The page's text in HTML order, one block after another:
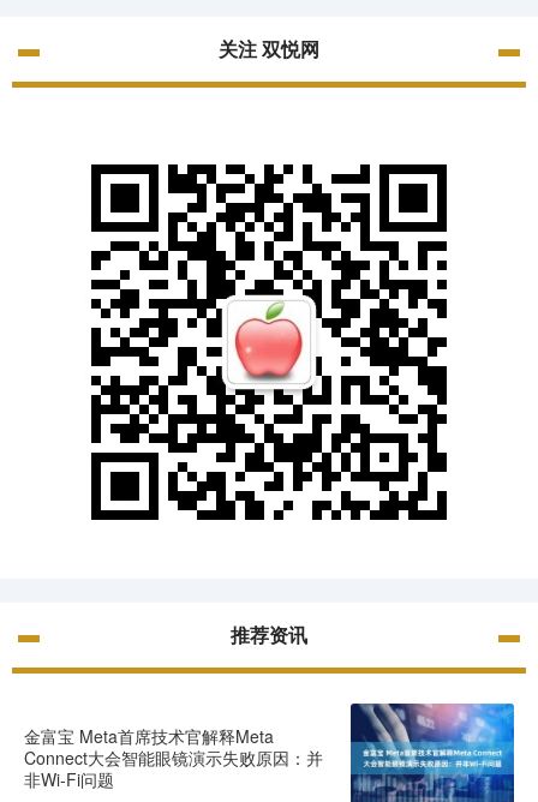
关注 双悦网
推荐资讯
金富宝 Meta首席技术官解释Meta
Connect大会智能眼镜演示失败原因：并
非Wi-Fi问题